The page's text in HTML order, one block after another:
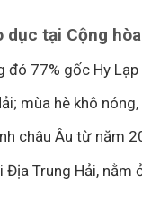
tại Cộng
77% gốc Hy Lạp
mùa hè khô
châu Âu từ năm
Trung Hải, nằm